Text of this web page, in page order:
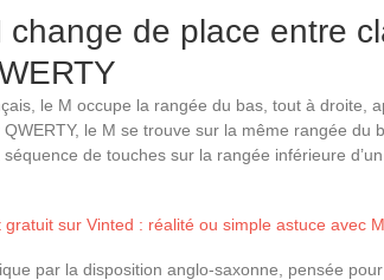
change de place entre
le M occupe la rangée du bas, tout à droite,
le M se trouve sur la même rangée du
séquence de touches sur la rangée inférieure
gratuit sur Vinted : réalité ou simple astuce avec
par la disposition anglo-saxonne, pensée